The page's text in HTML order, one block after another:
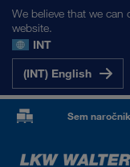
We believe that we can
website.
INT
(INT) English
Sem naročnik